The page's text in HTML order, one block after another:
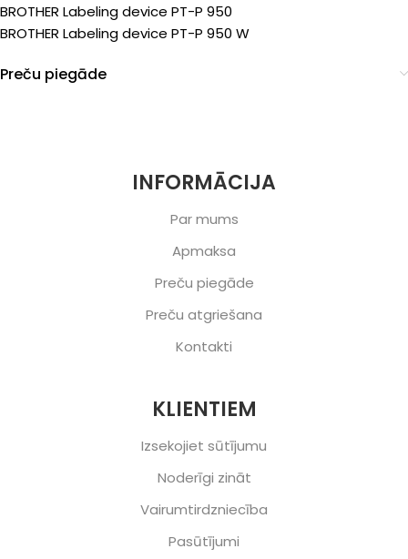
BROTHER Labeling device PT-P 950
BROTHER Labeling device PT-P 950 W
Preču piegāde
INFORMĀCIJA
Par mums
Apmaksa
Preču piegāde
Preču atgriešana
Kontakti
KLIENTIEM
Izsekojiet sūtījumu
Noderīgi zināt
Vairumtirdzniecība
Pasūtījumi